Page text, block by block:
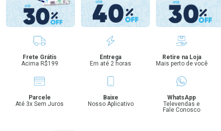
Benefícios
Frete Grátis
Acima R$199
Entrega
Em até 2 horas
Retire na Loja
Mais perto de você
Parcele
Até 3x Sem Juros
Baixe
Nosso Aplicativo
WhatsApp
Televendas e
Fale Conosco